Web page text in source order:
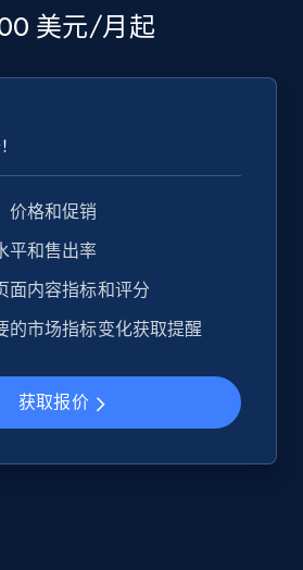
美元/月起
价格和促销
平和售出率
面内容指标和评分
的市场指标变化获取提醒
获取报价